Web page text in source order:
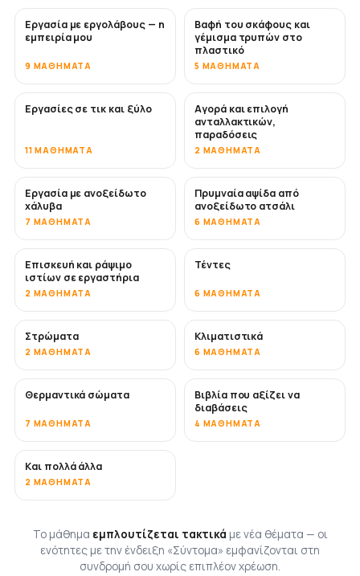
ΣΎΝΤΟΜΑ
Εργασία με εργολάβους — η
εμπειρία μου
9 ΜΑΘΉΜΑΤΑ
ΣΎΝΤΟΜΑ
Βαφή του σκάφους και
γέμισμα τρυπών στο
πλαστικό
5 ΜΑΘΉΜΑΤΑ
Εργασίες σε τικ και ξύλο
11 ΜΑΘΉΜΑΤΑ
ΣΎΝΤΟΜΑ
Αγορά και επιλογή
ανταλλακτικών,
παραδόσεις
2 ΜΑΘΉΜΑΤΑ
ΣΎΝΤΟΜΑ
Εργασία με ανοξείδωτο
χάλυβα
7 ΜΑΘΉΜΑΤΑ
Πρυμναία αψίδα από
ανοξείδωτο ατσάλι
6 ΜΑΘΉΜΑΤΑ
ΣΎΝΤΟΜΑ
Επισκευή και ράψιμο
ιστίων σε εργαστήρια
2 ΜΑΘΉΜΑΤΑ
Τέντες
6 ΜΑΘΉΜΑΤΑ
Στρώματα
2 ΜΑΘΉΜΑΤΑ
ΣΎΝΤΟΜΑ
Κλιματιστικά
6 ΜΑΘΉΜΑΤΑ
ΣΎΝΤΟΜΑ
Θερμαντικά σώματα
7 ΜΑΘΉΜΑΤΑ
ΣΎΝΤΟΜΑ
Βιβλία που αξίζει να
διαβάσεις
4 ΜΑΘΉΜΑΤΑ
ΣΎΝΤΟΜΑ
Και πολλά άλλα
2 ΜΑΘΉΜΑΤΑ
Το μάθημα εμπλουτίζεται τακτικά με νέα θέματα — οι
ενότητες με την ένδειξη «Σύντομα» εμφανίζονται στη
συνδρομή σου χωρίς επιπλέον χρέωση.